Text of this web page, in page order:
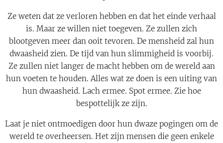
Ze weten dat ze verloren hebben en dat het einde verhaal
is. Maar ze willen niet toegeven. Ze zullen zich
blootgeven meer dan ooit tevoren. De mensheid zal hun
dwaasheid zien. De tijd van hun slimmigheid is voorbij.
Ze zullen niet langer de macht hebben om de wereld aan
hun voeten te houden. Alles wat ze doen is een uiting van
hun dwaasheid. Lach ermee. Spot ermee. Zie hoe
bespottelijk ze zijn.
Laat je niet ontmoedigen door hun dwaze pogingen om de
wereld te overheersen. Het zijn mensen die geen enkele